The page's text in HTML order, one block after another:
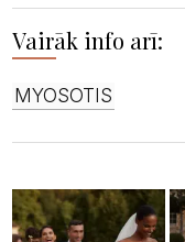
Vairāk info arī:
MYOSOTIS